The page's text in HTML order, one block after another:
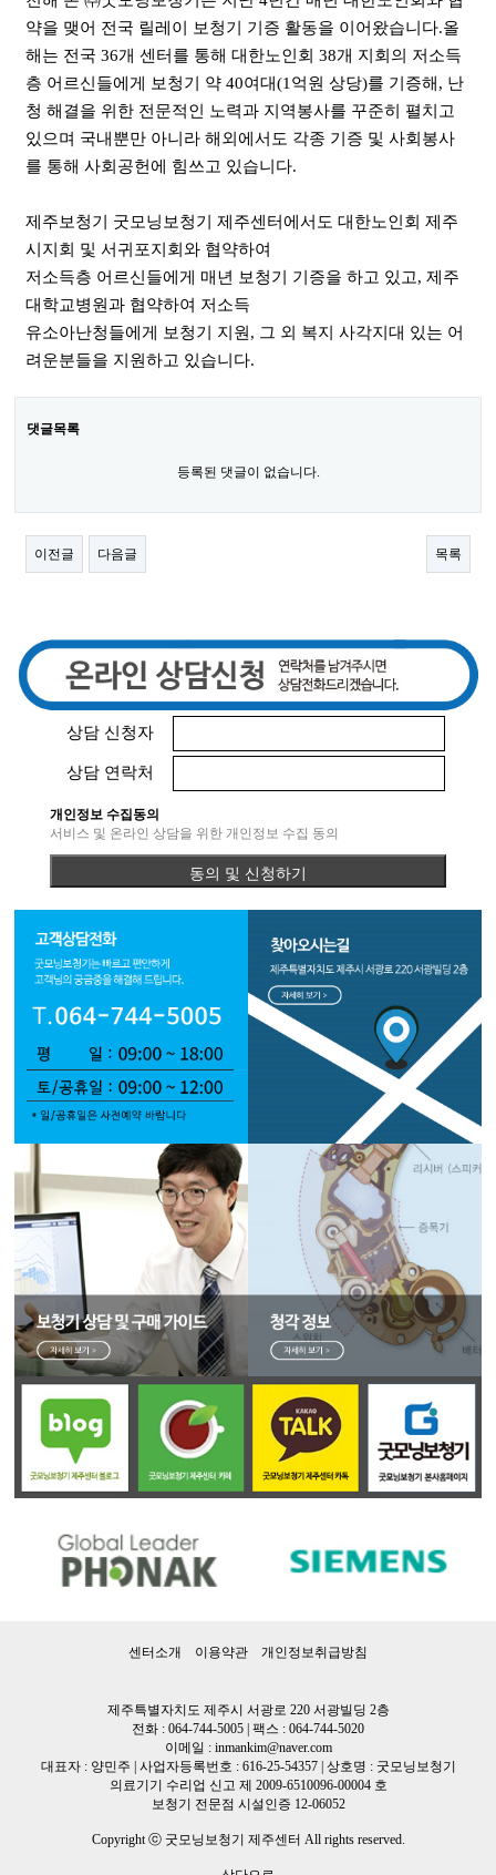
약을 맺어 전국 릴레이 보청기 기증 활동을 이어왔습니다.올
해는 전국 36개 센터를 통해 대한노인회 38개 지회의 저소득
층 어르신들에게 보청기 약 40여대(1억원 상당)를 기증해, 난
청 해결을 위한 전문적인 노력과 지역봉사를 꾸준히 펼치고
있으며 국내뿐만 아니라 해외에서도 각종 기증 및 사회봉사
를 통해 사회공헌에 힘쓰고 있습니다.
제주보청기 굿모닝보청기 제주센터에서도 대한노인회 제주
시지회 및 서귀포지회와 협약하여
저소득층 어르신들에게 매년 보청기 기증을 하고 있고, 제주
대학교병원과 협약하여 저소득
유소아난청들에게 보청기 지원, 그 외 복지 사각지대 있는 어
려운분들을 지원하고 있습니다.
댓글목록
등록된 댓글이 없습니다.
이전글 다음글 목록
상담 신청자
상담 연락처
개인정보 수집동의
서비스 및 온라인 상담을 위한 개인정보 수집 동의
센터소개 이용약관 개인정보취급방침
제주특별자치도 제주시 서광로 220 서광빌딩 2층
전화 : 064-744-5005 | 팩스 : 064-744-5020
이메일 : inmankim@naver.com
대표자 : 양민주 | 사업자등록번호 : 616-25-54357 | 상호명 : 굿모닝보청기
의료기기 수리업 신고 제 2009-6510096-00004 호
보청기 전문점 시설인증 12-06052
Copyright ⓒ 굿모닝보청기 제주센터 All rights reserved.